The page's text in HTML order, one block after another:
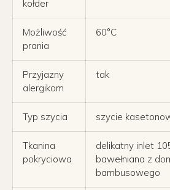
kołder
Możliwość
prania
60°C
Przyjazny
alergikom
tak
Typ szycia szycie
Tkanina
pokryciowa
delikatny inlet
bawełniana z
bambusowego